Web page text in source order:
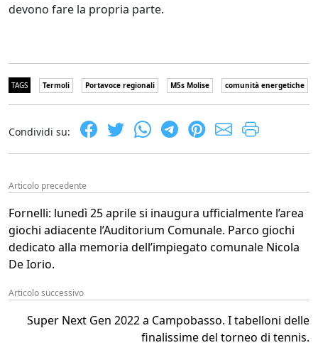
devono fare la propria parte.
TAGS Termoli Portavoce regionali M5s Molise comunità energetiche
Condividi su:
Articolo precedente
Fornelli: lunedì 25 aprile si inaugura ufficialmente l’area
giochi adiacente l’Auditorium Comunale. Parco giochi
dedicato alla memoria dell’impiegato comunale Nicola
De Iorio.
Articolo successivo
Super Next Gen 2022 a Campobasso. I tabelloni delle
finalissime del torneo di tennis.